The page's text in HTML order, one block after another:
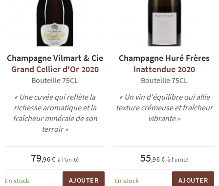
Champagne Vilmart & Cie
Grand Cellier d'Or 2020
Bouteille 75CL
« Une cuvée qui reflète la
richesse aromatique et la
fraîcheur minérale de son
terroir »
79,96 € à l'unité
En stock AJOUTER
Champagne Huré Frères
Inattendue 2020
Bouteille 75CL
« Un vin d'équilibre qui allie
texture crémeuse et fraîcheur
vibrante »
55,96 € à l'unité
En stock AJOUTER